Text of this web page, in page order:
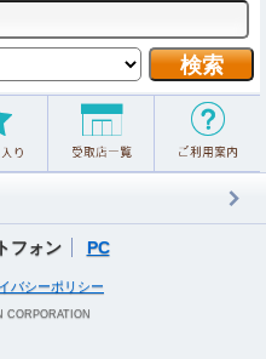
フォン PC
バシーポリシー
CORPORATION